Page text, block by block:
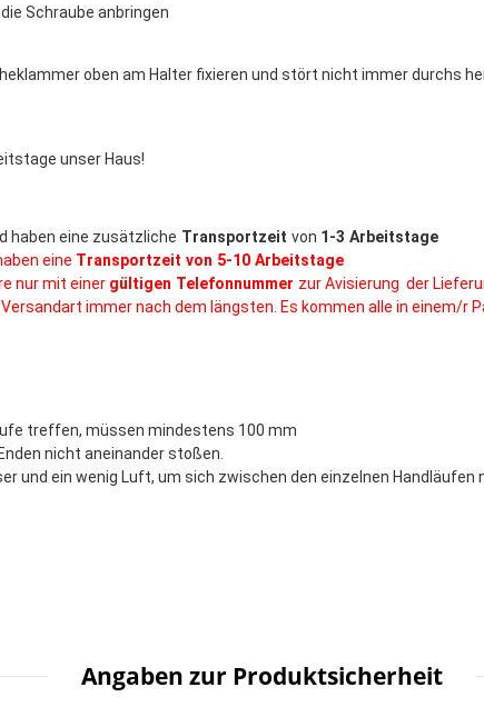
Schraube anbringen
oben am Halter fixieren und stört nicht immer durchs
unser Haus!
haben eine zusätzliche Transportzeit von 1-3 Arbeitstage
eine Transportzeit von 5-10 Arbeitstage
nur mit einer gültigen Telefonnummer zur Avisierung der
immer nach dem längsten. Es kommen alle in einem/r
treffen, müssen mindestens 100 mm
nicht aneinander stoßen.
und ein wenig Luft, um sich zwischen den einzelnen Handläufen
Angaben zur Produktsicherheit